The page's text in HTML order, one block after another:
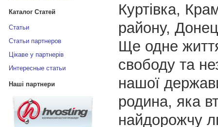
Каталог Статей
Статьи
Статьи партнеров
Цікаве у партнерів
Интересные статьи
Наші партнери
Куртівка,
району,
Ще одне
свободу та
нашої
родина, яка
найдорожчу